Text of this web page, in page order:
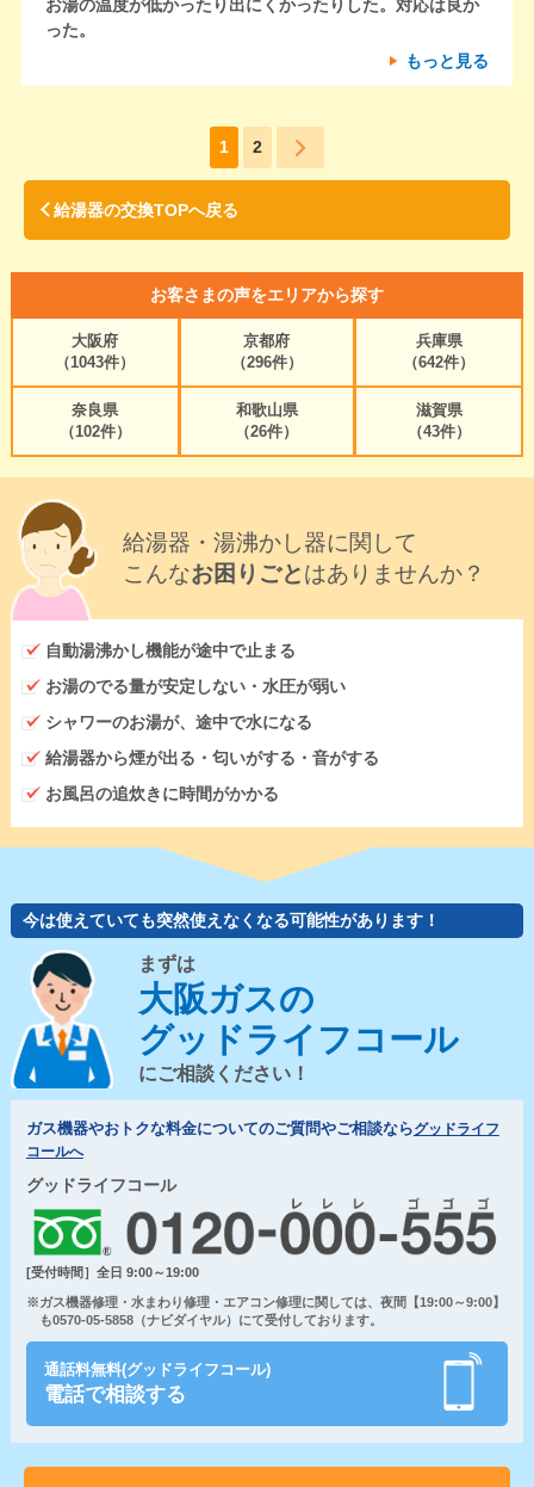
お湯の温度が低かったり出にくかったりした。対応は良か
った。
もっと見る
1 2
給湯器の交換TOPへ戻る
お客さまの声をエリアから探す
大阪府
（1043件）
京都府
（296件）
兵庫県
（642件）
奈良県
（102件）
和歌山県
（26件）
滋賀県
（43件）
給湯器・湯沸かし器に関して
こんなお困りごとはありませんか？
自動湯沸かし機能が途中で止まる
お湯のでる量が安定しない・水圧が弱い
シャワーのお湯が、途中で水になる
給湯器から煙が出る・匂いがする・音がする
お風呂の追炊きに時間がかかる
今は使えていても突然使えなくなる可能性があります！
まずは
大阪ガスの
グッドライフコール
にご相談ください！
ガス機器やおトクな料金についてのご質問やご相談ならグッドライフ
コールへ
グッドライフコール
[受付時間］全日 9:00～19:00
※ガス機器修理・水まわり修理・エアコン修理に関しては、夜間【19:00～9:00】
も0570-05-5858（ナビダイヤル）にて受付しております。
通話料無料(グッドライフコール)
電話で相談する